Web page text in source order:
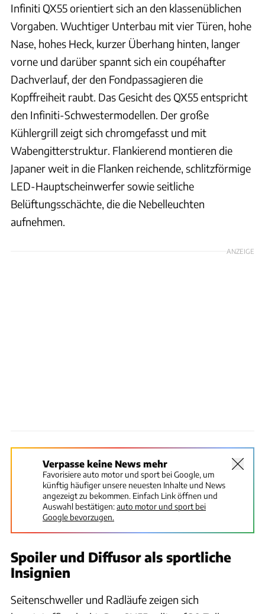
Infiniti QX55 orientiert sich an den klassenüblichen
Vorgaben. Wuchtiger Unterbau mit vier Türen, hohe
Nase, hohes Heck, kurzer Überhang hinten, langer
vorne und darüber spannt sich ein coupéhafter
Dachverlauf, der den Fondpassagieren die
Kopffreiheit raubt. Das Gesicht des QX55 entspricht
den Infiniti-Schwestermodellen. Der große
Kühlergrill zeigt sich chromgefasst und mit
Wabengitterstruktur. Flankierend montieren die
Japaner weit in die Flanken reichende, schlitzförmige
LED-Hauptscheinwerfer sowie seitliche
Belüftungsschächte, die die Nebelleuchten
aufnehmen.
ANZEIGE
Verpasse keine News mehr
Favorisiere auto motor und sport bei Google, um
künftig häufiger unsere neuesten Inhalte und News
angezeigt zu bekommen. Einfach Link öffnen und
Auswahl bestätigen:auto motor und sport bei
Google bevorzugen.
Spoiler und Diffusor als sportliche
Insignien
Seitenschweller und Radläufe zeigen sich